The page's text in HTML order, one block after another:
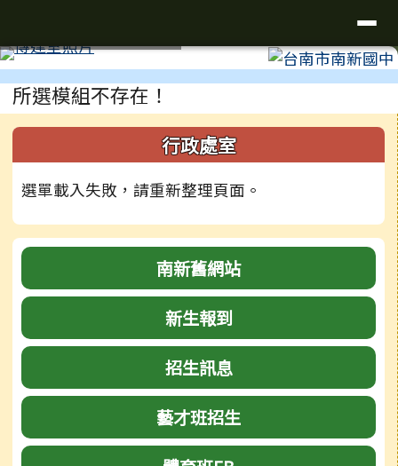
⏸
工具列
主內容區域
所選模組不存在！
左邊區域內容 行政處室
選單載入失敗，請重新整理頁面。
南新舊網站
新生報到
招生訊息
藝才班招生
頁尾區域